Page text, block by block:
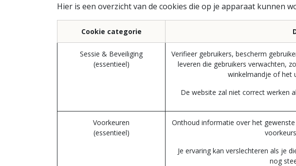
Hier is een overzicht van de cookies die op je apparaat kunnen
Cookie categorie
Sessie & Beveiliging
(essentieel)
Verifieer gebruikers, bescherm
leveren die gebruikers verwachten,
winkelmandje of het
De website zal niet correct werken
Voorkeuren
(essentieel)
Onthoud informatie over het
Je ervaring kan verslechteren als je
nog